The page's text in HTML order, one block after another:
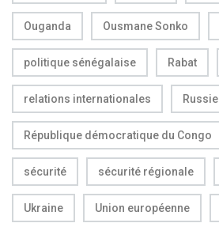
Ouganda Ousmane Sonko
politique sénégalaise Rabat
relations internationales Russie
République démocratique du Congo
sécurité sécurité régionale
Ukraine Union européenne